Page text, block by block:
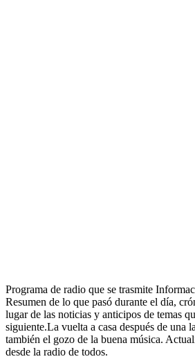
Programa de radio que se trasmite
Resumen de lo que pasó durante el día,
lugar de las noticias y anticipos de temas
siguiente.La vuelta a casa después de una
también el gozo de la buena música.
desde la radio de todos.